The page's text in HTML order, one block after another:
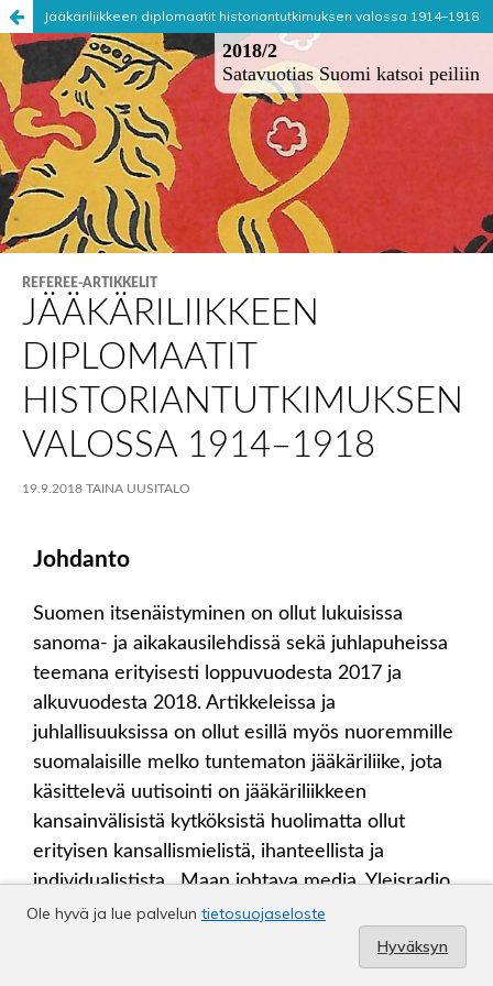
Jääkäriliikkeen diplomaatit historiantutkimuksen valossa 1914–1918
Ole hyvä ja lue palvelun tietosuojaseloste
Hyväksyn
Palvelua ylläpitää Tieteellisten seurain valtuuskunta.